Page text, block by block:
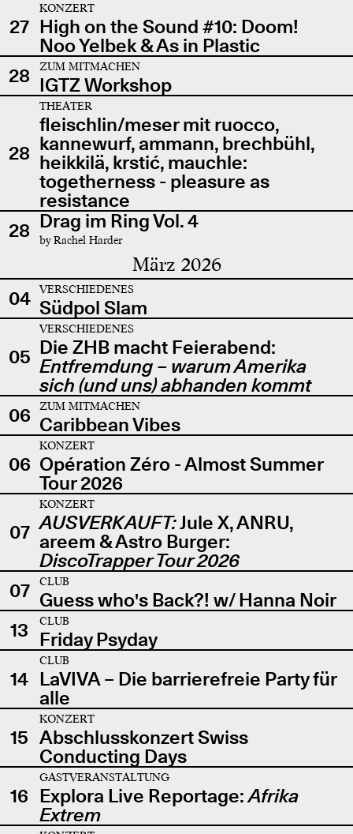
27
KONZERT
High on the Sound #10: Doom!
Noo Yelbek & As in Plastic
28
ZUM MITMACHEN
IGTZ Workshop
28
THEATER
fleischlin/meser mit ruocco,
kannewurf, ammann, brechbühl,
heikkilä, krstić, mauchle:
togetherness - pleasure as
resistance
28 Drag im Ring Vol. 4
by Rachel Harder
März 2026
04 VERSCHIEDENES
Südpol Slam
05
VERSCHIEDENES
Die ZHB macht Feierabend:
Entfremdung – warum Amerika
sich (und uns) abhanden kommt
06
ZUM MITMACHEN
Caribbean Vibes
06
KONZERT
Opération Zéro - Almost Summer
Tour 2026
07
KONZERT
AUSVERKAUFT:Jule X, ANRU,
areem & Astro Burger:
DiscoTrapper Tour 2026
07
CLUB
Guess who's Back?! w/ Hanna Noir
13
CLUB
Friday Psyday
14
CLUB
LaVIVA – Die barrierefreie Party für
alle
15
KONZERT
Abschlusskonzert Swiss
Conducting Days
16
GASTVERANSTALTUNG
Explora Live Reportage:Afrika
Extrem